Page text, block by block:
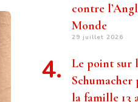
contre
Monde
29 juillet 2026
Le point sur
la famille 13